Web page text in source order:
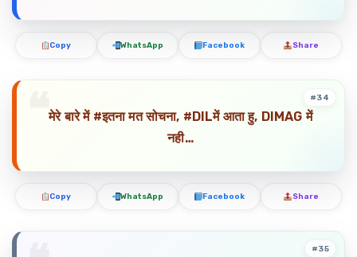
Copy WhatsApp Facebook Share
मेरे बारे में #इतना मत सोचना, #DILमें आता हु, DIMAG में
नही…
#34
Copy WhatsApp Facebook Share
#35